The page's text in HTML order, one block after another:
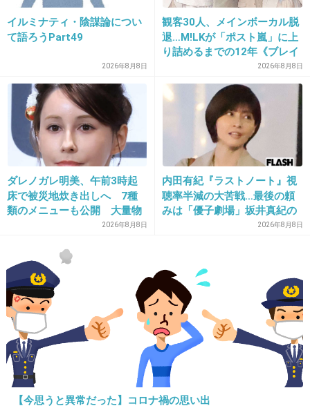
副編集長ーー！
34. 匿名2014/05/31(土) 23:13:44
副編集長キター
-3
35. 匿名2014/05/31(土) 23:13:59
ちなみさん！
+24 -2
36. 匿名2014/05/31(土) 23:14:00
イルミナティ・陰謀論につい
て語ろうPart49
2026年8月8日
観客30人、メインボーカル脱
退…M!LKが「ポスト嵐」に上
り詰めるまでの12年《ブレイ
2026年8月8日
ダレノガレ明美、午前3時起
床で被災地炊き出しへ 7種
類のメニューも公開 大量物
2026年8月8日
内田有紀『ラストノート』視
聴率半減の大苦戦…最後の頼
みは「優子劇場」坂井真紀の
“猟奇的演技” が救いの神にな
2026年8月8日
【今思うと異常だった】コロナ禍の思い出